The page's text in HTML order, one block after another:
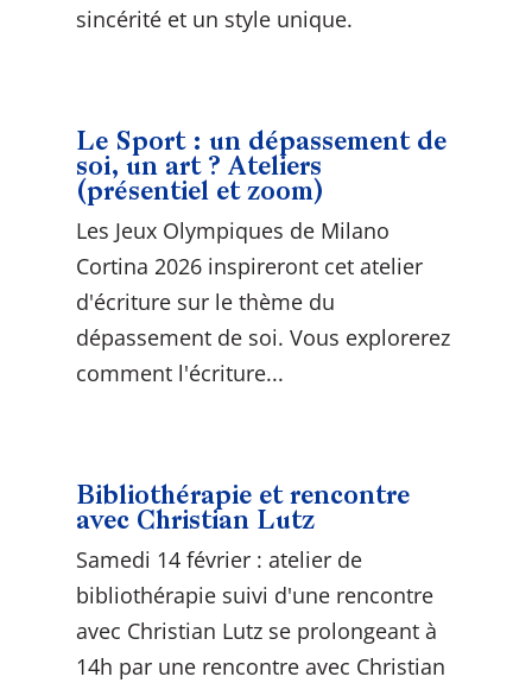
sincérité et un style unique.
Le Sport : un dépassement de
soi, un art ? Ateliers
(présentiel et zoom)
Les Jeux Olympiques de Milano
Cortina 2026 inspireront cet atelier
d'écriture sur le thème du
dépassement de soi. Vous explorerez
comment l'écriture...
Bibliothérapie et rencontre
avec Christian Lutz
Samedi 14 février : atelier de
bibliothérapie suivi d'une rencontre
avec Christian Lutz se prolongeant à
14h par une rencontre avec Christian